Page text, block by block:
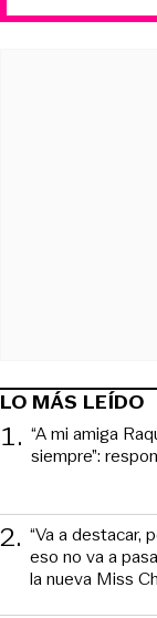
LO MÁS LEÍDO
1. “A mi amiga
siempre”:
2. “Va a destacar,
eso no va a
la nueva Miss